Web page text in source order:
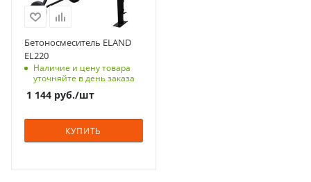
смеси, л: 178,
Объем барабана,
л: 220
Страна изготовления
Китай
Номинальная
1200 Вт
Габариты (ВхШхГ), мм
Бетоносмеситель ELAND
EL220
Наличие и цену товара
уточняйте в день заказа
1 144 руб./шт
КУПИТЬ